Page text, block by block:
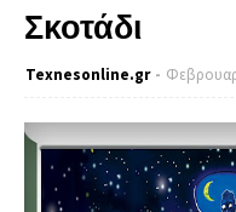
Σκοτάδι
Texnesοnline.gr